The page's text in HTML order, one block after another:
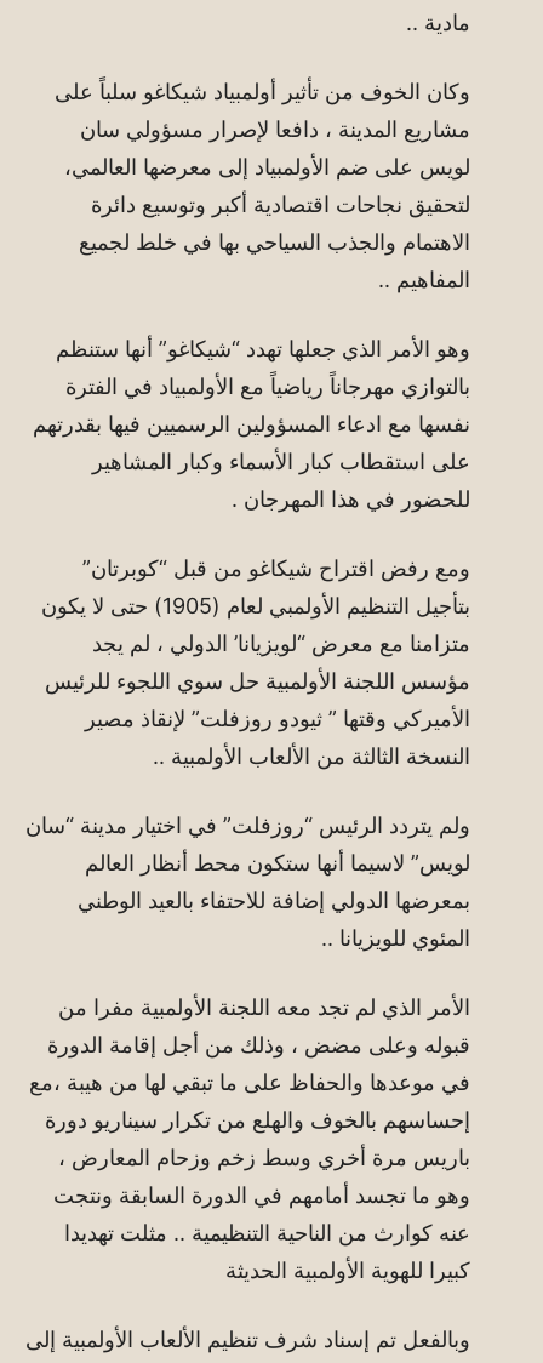
مادية ..
وكان الخوف من تأثير أولمبياد شيكاغو سلباً على
مشاريع المدينة ، دافعا لإصرار مسؤولي سان
لويس على ضم الأولمبياد إلى معرضها العالمي،
لتحقيق نجاحات اقتصادية أكبر وتوسيع دائرة
الاهتمام والجذب السياحي بها في خلط لجميع
المفاهيم ..
وهو الأمر الذي جعلها تهدد “شيكاغو” أنها ستنظم
بالتوازي مهرجاناً رياضياً مع الأولمبياد في الفترة
نفسها مع ادعاء المسؤولين الرسميين فيها بقدرتهم
على استقطاب كبار الأسماء وكبار المشاهير
للحضور في هذا المهرجان .
ومع رفض اقتراح شيكاغو من قبل “كوبرتان”
بتأجيل التنظيم الأولمبي لعام (1905) حتى لا يكون
متزامنا مع معرض “لويزيانا’ الدولي ، لم يجد
مؤسس اللجنة الأولمبية حل سوي اللجوء للرئيس
الأميركي وقتها ” ثيودو روزفلت” لإنقاذ مصير
النسخة الثالثة من الألعاب الأولمبية ..
ولم يتردد الرئيس “روزفلت” في اختيار مدينة “سان
لويس” لاسيما أنها ستكون محط أنظار العالم
بمعرضها الدولي إضافة للاحتفاء بالعيد الوطني
المئوي للويزيانا ..
الأمر الذي لم تجد معه اللجنة الأولمبية مفرا من
قبوله وعلى مضض ، وذلك من أجل إقامة الدورة
في موعدها والحفاظ على ما تبقي لها من هيبة ،مع
إحساسهم بالخوف والهلع من تكرار سيناريو دورة
باريس مرة أخري وسط زخم وزحام المعارض ،
وهو ما تجسد أمامهم في الدورة السابقة ونتجت
عنه كوارث من الناحية التنظيمية .. مثلت تهديدا
كبيرا للهوية الأولمبية الحديثة
وبالفعل تم إسناد شرف تنظيم الألعاب الأولمبية إلى